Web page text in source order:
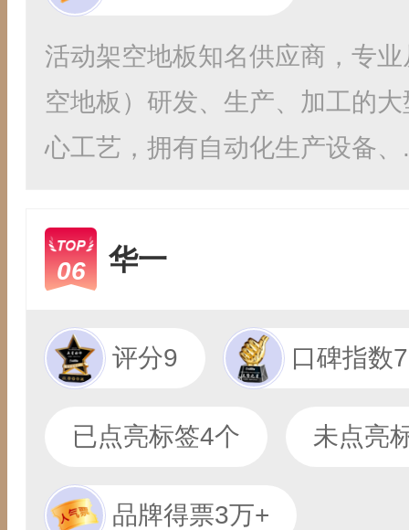
活动架空地板知名供应商，专
空地板）研发、生产、加工的
心工艺，拥有自动化生产设备、
06 华一
评分9 口碑指数
已点亮标签4个 未点亮
品牌得票3万+